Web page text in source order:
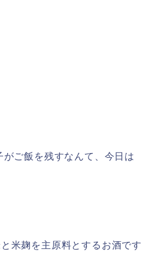
ご飯を残すなんて、今日は
米麹を主原料とするお酒です